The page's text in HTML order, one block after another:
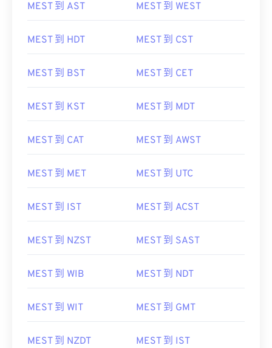
MEST 到 AST MEST 到 WEST
MEST 到 HDT MEST 到 CST
MEST 到 BST MEST 到 CET
MEST 到 KST MEST 到 MDT
MEST 到 CAT MEST 到 AWST
MEST 到 MET MEST 到 UTC
MEST 到 IST MEST 到 ACST
MEST 到 NZST MEST 到 SAST
MEST 到 WIB MEST 到 NDT
MEST 到 WIT MEST 到 GMT
MEST 到 NZDT MEST 到 IST